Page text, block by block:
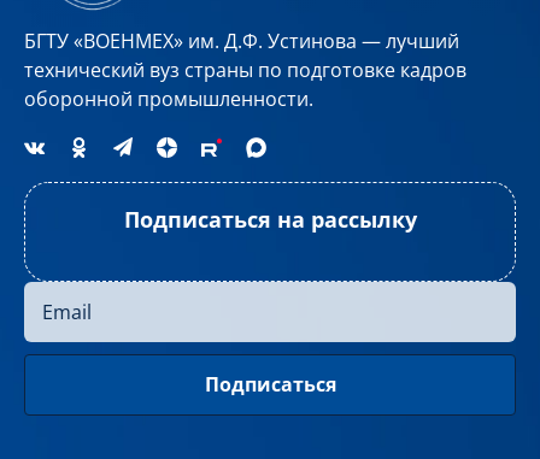
БГТУ «ВОЕНМЕХ» им. Д.Ф. Устинова — лучший
технический вуз страны по подготовке кадров
оборонной промышленности.
Подписаться на рассылку